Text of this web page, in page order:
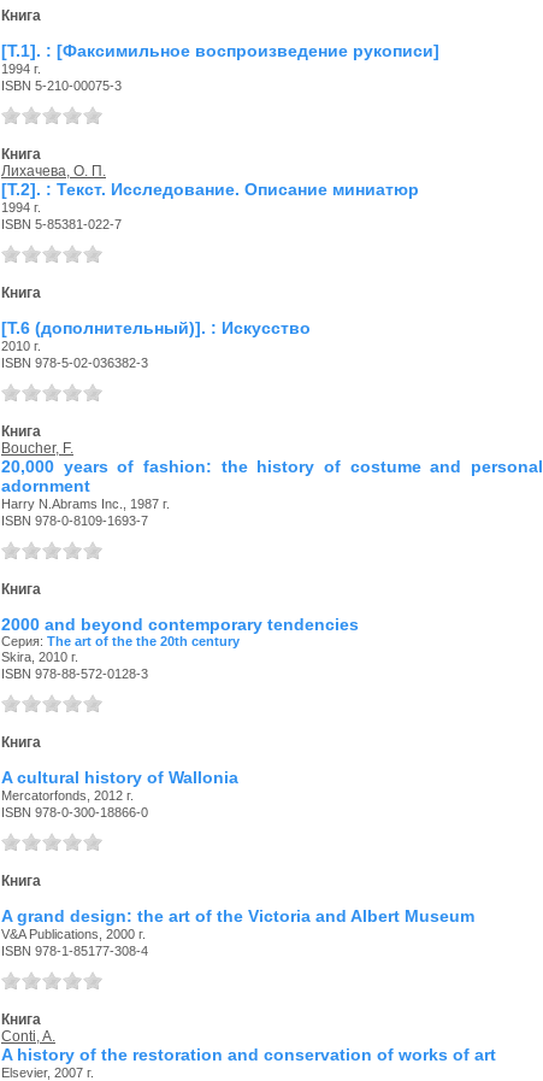
Книга
[Т.1]. : [Факсимильное воспроизведение рукописи]
1994 г.
ISBN 5-210-00075-3
Книга
Лихачева, О. П.
[Т.2]. : Текст. Исследование. Описание миниатюр
1994 г.
ISBN 5-85381-022-7
Книга
[Т.6 (дополнительный)]. : Искусство
2010 г.
ISBN 978-5-02-036382-3
Книга
Boucher, F.
20,000 years of fashion: the history of costume and personal
adornment
Harry N.Аbrams Inc., 1987 г.
ISBN 978-0-8109-1693-7
Книга
2000 and beyond contemporary tendencies
Серия: The art of the the 20th century
Skira, 2010 г.
ISBN 978-88-572-0128-3
Книга
A cultural history of Wallonia
Mercatorfonds, 2012 г.
ISBN 978-0-300-18866-0
Книга
A grand design: the art of the Victoria and Albert Museum
V&A Publications, 2000 г.
ISBN 978-1-85177-308-4
Книга
Conti, A.
A history of the restoration and conservation of works of art
Elsevier, 2007 г.